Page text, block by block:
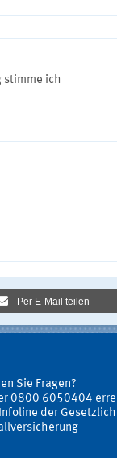
stimme ich
Per E-Mail teilen
Sie Fragen?
0800 6050404
der